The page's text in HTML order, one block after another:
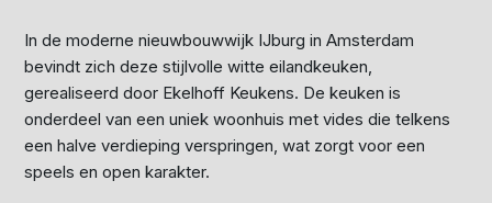
In de moderne nieuwbouwwijk IJburg in Amsterdam
bevindt zich deze stijlvolle witte eilandkeuken,
gerealiseerd door Ekelhoff Keukens. De keuken is
onderdeel van een uniek woonhuis met vides die telkens
een halve verdieping verspringen, wat zorgt voor een
speels en open karakter.​